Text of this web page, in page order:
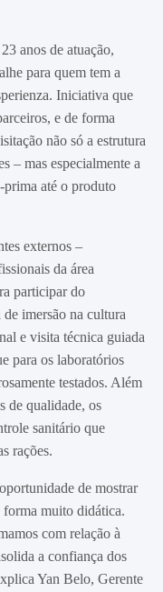
anos de atuação,
para quem tem a
Iniciativa que
e de forma
não só a estrutura
– mas especialmente a
prima até o produto
externos –
da área
participar do
imersão na cultura
e visita técnica guiada
para os laboratórios
testados. Além
de qualidade, os
sanitário que
rações.
de mostrar
forma muito didática.
com relação à
a confiança dos
Yan Belo, Gerente